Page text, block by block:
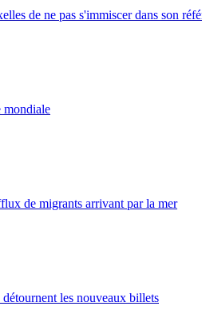
de ne pas s'immiscer dans son
mondiale
de migrants arrivant par la mer
les nouveaux billets